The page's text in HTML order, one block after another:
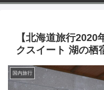
【北海道旅行
クスイート 湖の栖
国内旅行